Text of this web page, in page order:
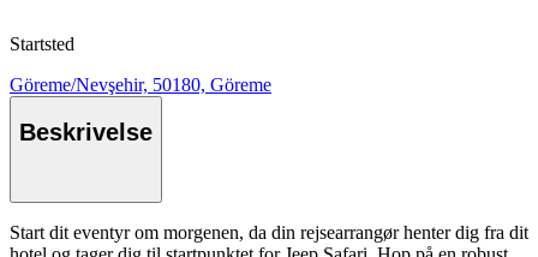
Startsted
Göreme/Nevşehir, 50180, Göreme
Beskrivelse
Start dit eventyr om morgenen, da din rejsearrangør henter dig fra dit